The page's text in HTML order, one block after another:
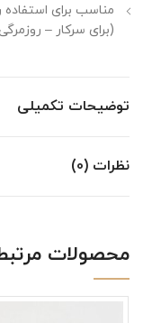
مناسب برای
(برای سرکار –
توضیحات تکمیلی
نظرات (0)
محصولات